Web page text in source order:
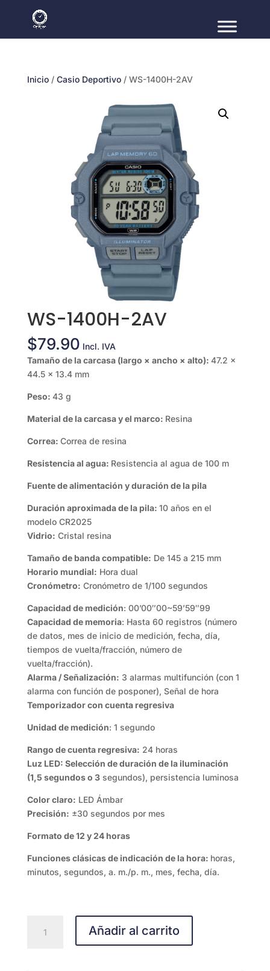
Inicio/ Casio Deportivo/ WS-1400H-2AV
WS-1400H-2AV
$79.90 Incl. IVA
Tamaño de la carcasa (largo × ancho × alto): 47.2 ×
44.5 × 13.4 mm
Peso: 43 g
Material de la carcasa y el marco: Resina
Correa: Correa de resina
Resistencia al agua: Resistencia al agua de 100 m
Fuente de alimentación y duración de la pila
Duración aproximada de la pila: 10 años en el
modelo CR2025
Vidrio: Cristal resina
Tamaño de banda compatible: De 145 a 215 mm
Horario mundial: Hora dual
Cronómetro: Cronómetro de 1/100 segundos
Capacidad de medición: 00’00″00~59’59″99
Capacidad de memoria: Hasta 60 registros (número
de datos, mes de inicio de medición, fecha, día,
tiempos de vuelta/fracción, número de
vuelta/fracción).
Alarma / Señalización: 3 alarmas multifunción (con 1
alarma con función de posponer), Señal de hora
Temporizador con cuenta regresiva
Unidad de medición: 1 segundo
Rango de cuenta regresiva: 24 horas
Luz LED: Selección de duración de la iluminación
(1,5 segundos o 3segundos), persistencia luminosa
Color claro: LED Ámbar
Precisión: ±30 segundos por mes
Formato de 12 y 24 horas
Funciones clásicas de indicación de la hora: horas,
minutos, segundos, a. m./p. m., mes, fecha, día.
1400H-
Añadir al carrito